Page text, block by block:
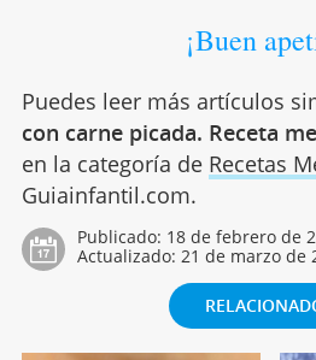
¡Buen
Puedes leer más artículos
con carne picada. Receta
en la categoría de Recetas
Guiainfantil.com.
Publicado: 18 de febrero de
Actualizado: 21 de marzo de